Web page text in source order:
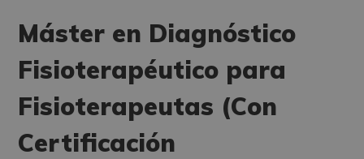
Máster en Diagnóstico
Fisioterapéutico para
Fisioterapeutas (Con
Certificación